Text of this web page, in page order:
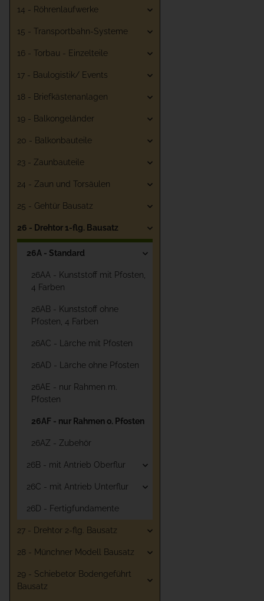
14 - Röhrenlaufwerke
15 - Transportbahn-Systeme
16 - Torbau - Einzelteile
17 - Baulogistik/ Events
18 - Briefkästenanlagen
19 - Balkongeländer
20 - Balkonbauteile
23 - Zaunbauteile
24 - Zaun und Torsäulen
25 - Gehtür Bausatz
26 - Drehtor 1-flg. Bausatz
26A - Standard
26AA - Kunststoff mit Pfosten,
4 Farben
26AB - Kunststoff ohne
Pfosten, 4 Farben
26AC - Lärche mit Pfosten
26AD - Lärche ohne Pfosten
26AE - nur Rahmen m.
Pfosten
26AF - nur Rahmen o. Pfosten
26AZ - Zubehör
26B - mit Antrieb Oberflur
26C - mit Antrieb Unterflur
26D - Fertigfundamente
27 - Drehtor 2-flg. Bausatz
28 - Münchner Modell Bausatz
29 - Schiebetor Bodengeführt
Bausatz